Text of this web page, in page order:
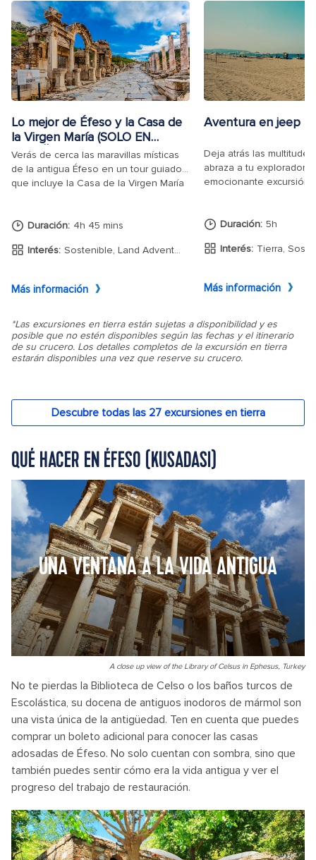
QUÉ HACER EN ÉFESO (KUSADASI)
UNA VENTANA A LA VIDA ANTIGUA
A close up view of the Library of Celsus in Ephesus, Turkey
No te pierdas la Biblioteca de Celso o los baños turcos de
Escolástica, su docena de antiguos inodoros de mármol son
una vista única de la antigüedad. Ten en cuenta que puedes
comprar un boleto adicional para conocer las casas
adosadas de Éfeso. No solo cuentan con sombra, sino que
también puedes sentir cómo era la vida antigua y ver el
progreso del trabajo de restauración.